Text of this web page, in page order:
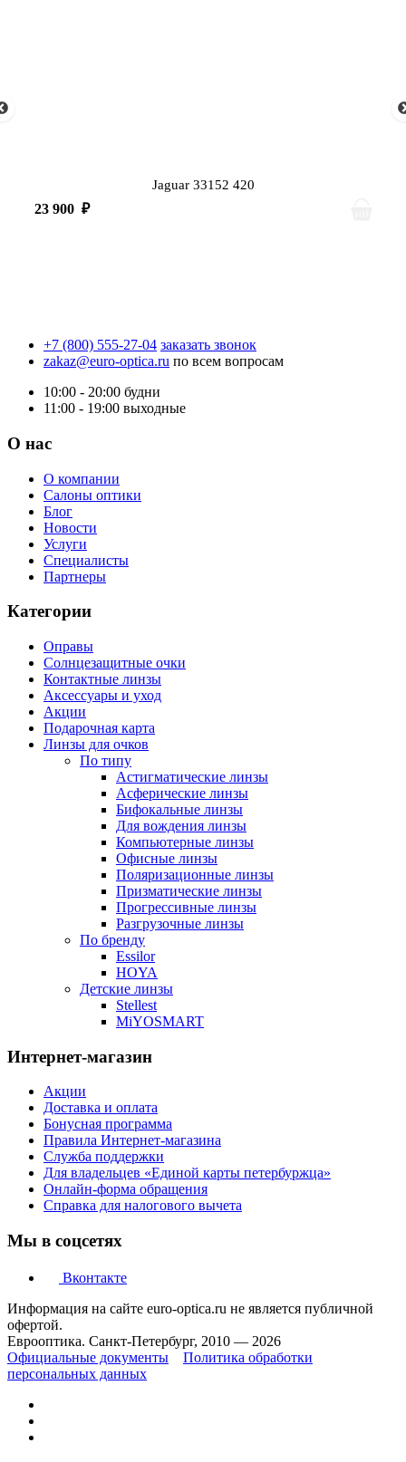
Jaguar 33152 420
23 900 ₽
+7 (800) 555-27-04 заказать звонок
zakaz@euro-optica.ru по всем вопросам
10:00 - 20:00 будни
11:00 - 19:00 выходные
О нас
О компании
Салоны оптики
Блог
Новости
Услуги
Специалисты
Партнеры
Категории
Оправы
Солнцезащитные очки
Контактные линзы
Аксессуары и уход
Акции
Подарочная карта
Линзы для очков
По типу
Астигматические линзы
Асферические линзы
Бифокальные линзы
Для вождения линзы
Компьютерные линзы
Офисные линзы
Поляризационные линзы
Призматические линзы
Прогрессивные линзы
Разгрузочные линзы
По бренду
Essilor
HOYA
Детские линзы
Stellest
MiYOSMART
Интернет-магазин
Акции
Доставка и оплата
Бонусная программа
Правила Интернет-магазина
Служба поддержки
Для владельцев «Единой карты петербуржца»
Онлайн-форма обращения
Справка для налогового вычета
Мы в соцсетях
Вконтакте
Информация на сайте euro-optica.ru не является публичной
офертой.
Еврооптика. Санкт-Петербург, 2010 — 2026
Официальные документы
Политика обработки
персональных данных